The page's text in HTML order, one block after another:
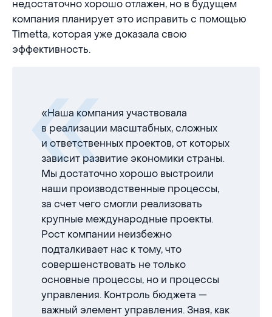
недостаточно хорошо отлажен, но в будущем
компания планирует это исправить с помощью
Timetta, которая уже доказала свою
эффективность.
«Наша компания участвовала
в реализации масштабных, сложных
и ответственных проектов, от которых
зависит развитие экономики страны.
Мы достаточно хорошо выстроили
наши производственные процессы,
за счет чего смогли реализовать
крупные международные проекты.
Рост компании неизбежно
подталкивает нас к тому, что
совершенствовать не только
основные процессы, но и процессы
управления. Контроль бюджета —
важный элемент управления. Зная, как